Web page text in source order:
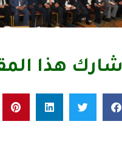
شارك هذا